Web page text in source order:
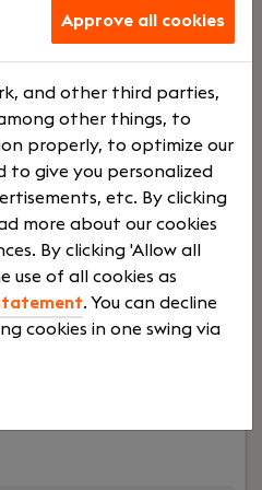
sauto
in de liftindustrie en wil
en technische
een van DE befaamde
Ben je capabel in het
/ liftlifecycle
en wil je dit combineren
onze
Nederland
Approve all cookies
and other third parties,
other things, to
properly, to optimize our
to give you personalized
etc. By clicking
more about our cookies
By clicking 'Allow all
use of all cookies as
. You can decline
cookies in one swing via